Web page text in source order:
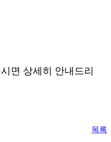
면 상세히 안내드리
목록